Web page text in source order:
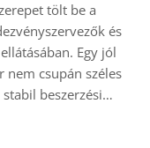
tölt be a
és
Egy jól
nem csupán széles
beszerzési…